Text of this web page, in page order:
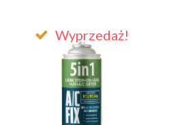
Wyprzedaż!